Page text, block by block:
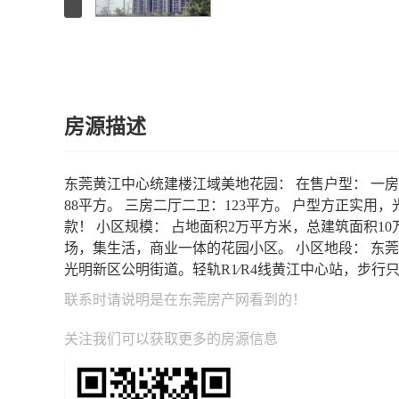
房源描述
东莞黄江中心统建楼江域美地花园： 在售户型： 一
88平方。 三房二厅二卫：123平方。 户型方正实用
款！ 小区规模： 占地面积2万平方米，总建筑面积
场，集生活，商业一体的花园小区。 小区地段： 东
光明新区公明街道。轻轨R1∕R4线黄江中心站，步行
联系时请说明是在东莞房产网 看到的！
关注我们可以获取更多的房源信息